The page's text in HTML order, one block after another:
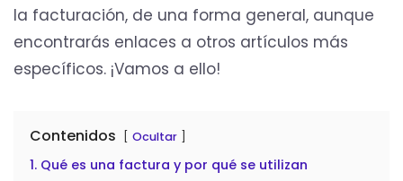
la facturación, de una forma general, aunque
encontrarás enlaces a otros artículos más
específicos. ¡Vamos a ello!
Contenidos Ocultar
1. Qué es una factura y por qué se utilizan